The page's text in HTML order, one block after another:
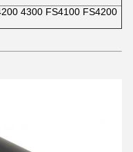
4300 FS4100 FS4200